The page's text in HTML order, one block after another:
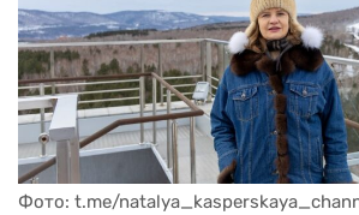
Фото: t.me/